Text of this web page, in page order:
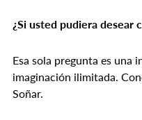
¿Si usted pudiera desear
Esa sola pregunta es una
imaginación ilimitada.
Soñar.